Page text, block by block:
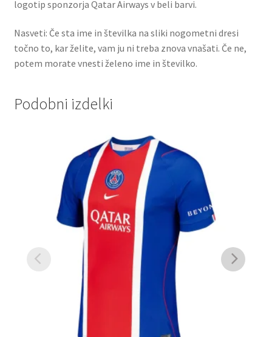
logotip sponzorja Qatar Airways v beli barvi.
Nasveti: Če sta ime in številka na sliki nogometni dresi
točno to, kar želite, vam ju ni treba znova vnašati. Če ne,
potem morate vnesti želeno ime in številko.
Podobni izdelki